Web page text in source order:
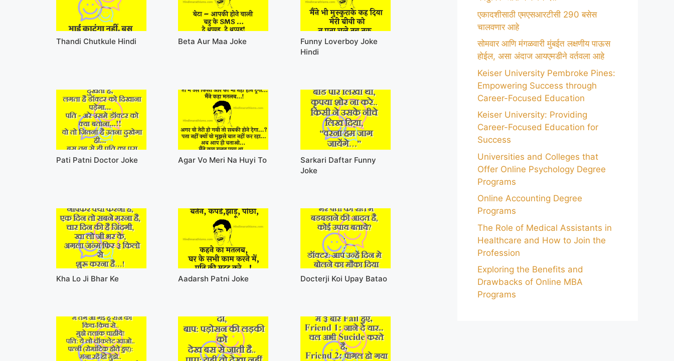
Thandi Chutkule Hindi Beta Aur Maa Joke
Funny Loverboy Joke
Hindi
Pati Patni Doctor Joke Agar Vo Meri Na Huyi To
Sarkari Daftar Funny
Joke
Kha Lo Ji Bhar Ke Aadarsh Patni Joke Docterji Koi Upay Batao
एकादशीसाठी एमएसआरटीसी 290 बसेस
चालवणार आहे
सोमवार आणि मंगळवारी मुंबईत लक्षणीय पाऊस
होईल, असा अंदाज आयएमडीने वर्तवला आहे
Keiser University Pembroke Pines:
Empowering Success through
Career-Focused Education
Keiser University: Providing
Career-Focused Education for
Success
Universities and Colleges that
Offer Online Psychology Degree
Programs
Online Accounting Degree
Programs
The Role of Medical Assistants in
Healthcare and How to Join the
Profession
Exploring the Benefits and
Drawbacks of Online MBA
Programs